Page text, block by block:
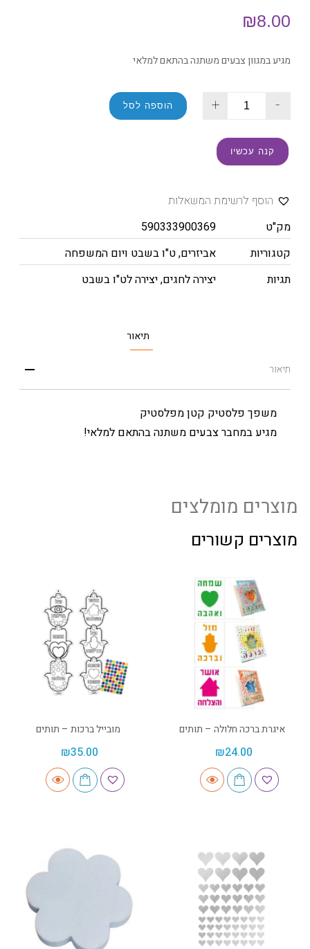
₪8.00
מגיע במגוון צבעים משתנה בהתאם למלאי
-
+ הוספה לסל
קנה עכשיו
הוסף לרשימת המשאלות
מק"ט
590333900369
קטגוריות
אביזרים,ט"ו בשבט ויום המשפחה
תגיות
יצירה לחגים,יצירה לט"ו בשבט
תיאור
תיאור
משפך פלסטיק קטן מפלסטיק
מגיע במחבר צבעים משתנה בהתאם למלאי!
מוצרים מומלצים
מוצרים קשורים
איגרת ברכה חלולה – תותים
₪24.00
מובייל ברכות – תותים
₪35.00